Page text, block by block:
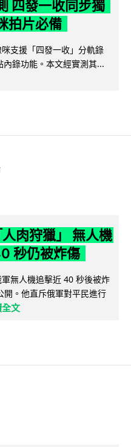
四發一收同步獨
拍片必備
支援「四發一收」分軌錄
錄功能。本文經實測其...
肉狩獵」 無人機
秒仍被炸傷
無人機追擊近 40 秒後被炸
開。他直斥俄軍對平民進行
全文